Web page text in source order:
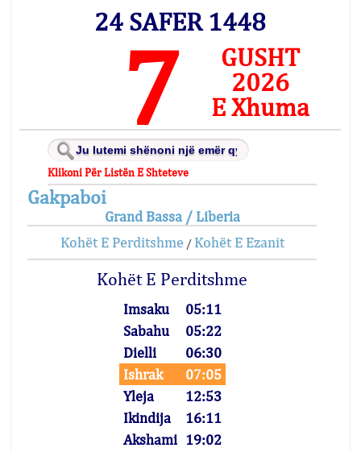
24 SAFER 1448
7
GUSHT
2026
E Xhuma
Klikoni Për Listën E Shteteve
Gakpaboi
Grand Bassa / Liberia
Kohët E Perditshme/ Kohët E Ezanit
Kohët E Perditshme
Imsaku
05:11
Sabahu
05:22
Dielli
06:30
Ishrak
07:05
Yleja
12:53
Ikindija
16:11
Akshami 19:02